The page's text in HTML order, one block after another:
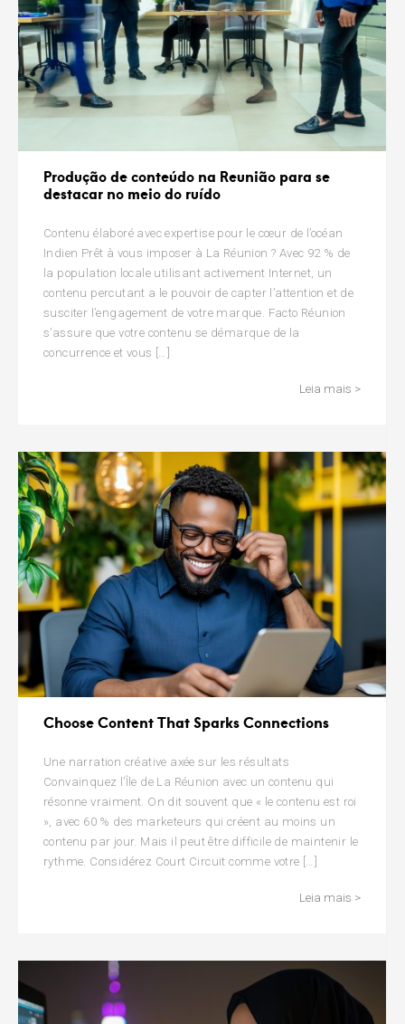
Produção de conteúdo na Reunião para se
destacar no meio do ruído
Contenu élaboré avec expertise pour le cœur de l’océan
Indien Prêt à vous imposer à La Réunion ? Avec 92 % de
la population locale utilisant activement Internet, un
contenu percutant a le pouvoir de capter l’attention et de
susciter l’engagement de votre marque. Facto Réunion
s’assure que votre contenu se démarque de la
concurrence et vous […]
Leia mais >
Choose Content That Sparks Connections
Une narration créative axée sur les résultats
Convainquez l’Île de La Réunion avec un contenu qui
résonne vraiment. On dit souvent que « le contenu est roi
», avec 60 % des marketeurs qui créent au moins un
contenu par jour. Mais il peut être difficile de maintenir le
rythme. Considérez Court Circuit comme votre […]
Leia mais >